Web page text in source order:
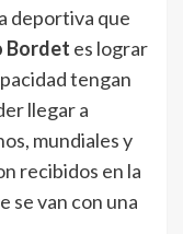
deportiva que
Bordet es lograr
tengan
llegar a
mundiales y
recibidos en la
se van con una